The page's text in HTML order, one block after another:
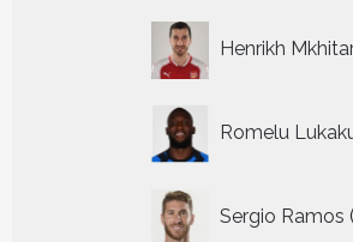
Henrikh
Romelu
Sergio Ramos